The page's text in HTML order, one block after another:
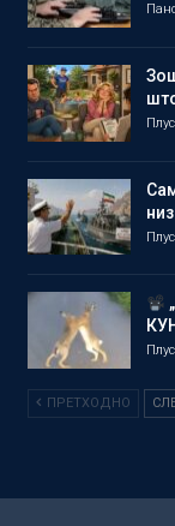
ПРЕТХОДНО